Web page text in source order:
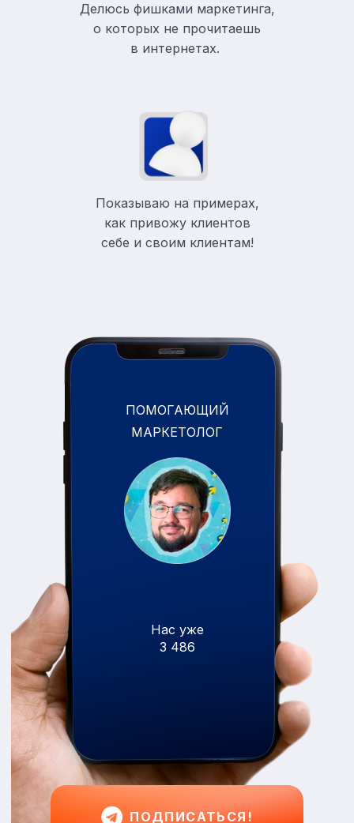
ПОДПИСАТЬСЯ!
Делюсь фишками маркетинга,
о которых не прочитаешь
в интернетах.
Показываю на примерах,
как привожу клиентов
себе и своим клиентам!
Нас уже
3 486
ПОМОГАЮЩИЙ
МАРКЕТОЛОГ